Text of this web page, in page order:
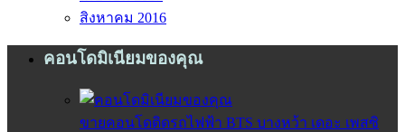
สิงหาคม 2016
คอนโดมิเนียมของคุณ
ขายคอนโดติดรถไฟฟ้า BTS บางหว้า เดอะ เพสซิ